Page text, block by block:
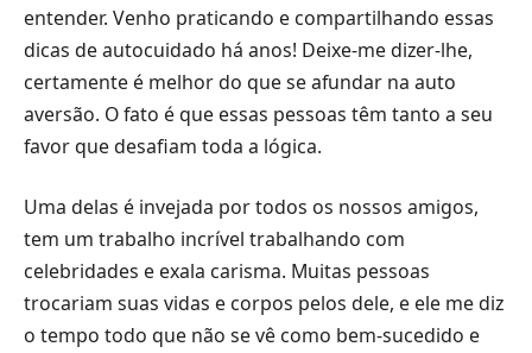
entender. Venho praticando e compartilhando essas
dicas de autocuidado há anos! Deixe-me dizer-lhe,
certamente é melhor do que se afundar na auto
aversão. O fato é que essas pessoas têm tanto a seu
favor que desafiam toda a lógica.
Uma delas é invejada por todos os nossos amigos,
tem um trabalho incrível trabalhando com
celebridades e exala carisma. Muitas pessoas
trocariam suas vidas e corpos pelos dele, e ele me diz
o tempo todo que não se vê como bem-sucedido e